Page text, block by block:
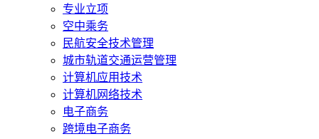
专业立项
空中乘务
民航安全技术管理
城市轨道交通运营管理
计算机应用技术
计算机网络技术
电子商务
跨境电子商务